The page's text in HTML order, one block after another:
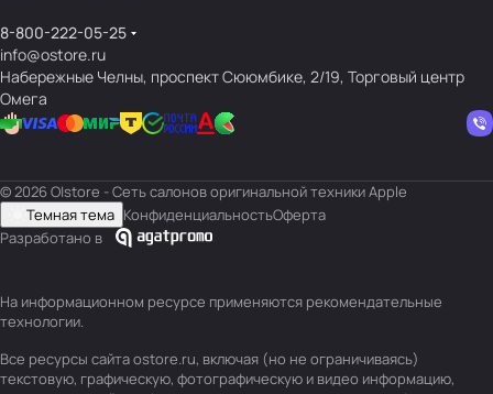
8-800-222-05-25
info@ostore.ru
Набережные Челны, проспект Сююмбике, 2/19, Торговый центр
Омега
© 2026 O|store - Сеть салонов оригинальной техники Apple
Темная тема КонфиденциальностьОферта
Разработано в
На информационном ресурсе применяются рекомендательные
технологии.
Все ресурсы сайта ostore.ru, включая (но не ограничиваясь)
текстовую, графическую, фотографическую и видео информацию,